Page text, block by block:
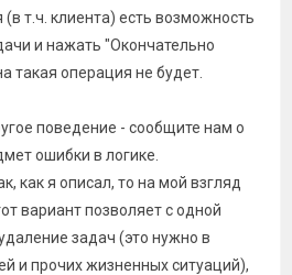
т.ч. клиента) есть возможность
и нажать "Окончательно
такая операция не будет.
поведение - сообщите нам о
ошибки в логике.
как я описал, то на мой взгляд
вариант позволяет с одной
задач (это нужно в
и прочих жизненных ситуаций),